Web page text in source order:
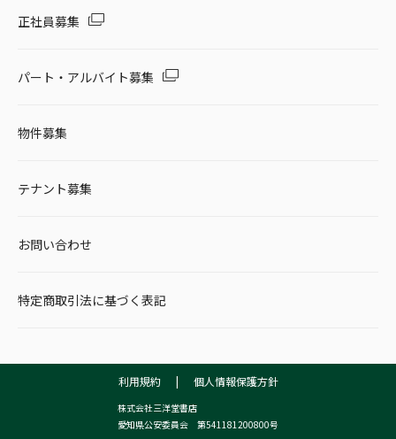
正社員募集
パート・アルバイト募集
物件募集
テナント募集
お問い合わせ
特定商取引法に基づく表記
利用規約 | 個人情報保護方針
株式会社三洋堂書店
愛知県公安委員会 第541181200800号